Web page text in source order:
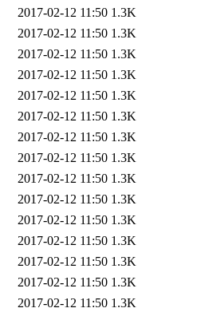
2017-02-12 11:50 1.3K
2017-02-12 11:50 1.3K
2017-02-12 11:50 1.3K
2017-02-12 11:50 1.3K
2017-02-12 11:50 1.3K
2017-02-12 11:50 1.3K
2017-02-12 11:50 1.3K
2017-02-12 11:50 1.3K
2017-02-12 11:50 1.3K
2017-02-12 11:50 1.3K
2017-02-12 11:50 1.3K
2017-02-12 11:50 1.3K
2017-02-12 11:50 1.3K
2017-02-12 11:50 1.3K
2017-02-12 11:50 1.3K